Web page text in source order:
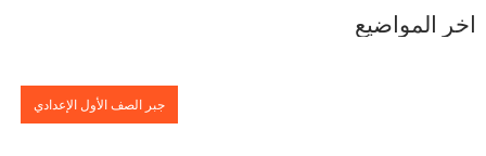
آخر المواضيع
جبر الصف الأول الإعدادي